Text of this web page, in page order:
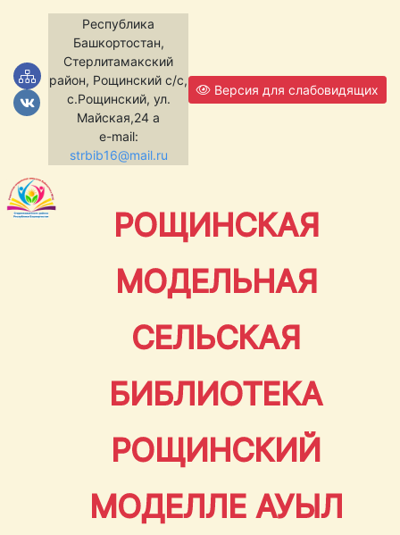
Республика
Башкортостан,
Стерлитамакский
район, Рощинский с/с,
с.Рощинский, ул.
Майская,24 а
e-mail:
strbib16@mail.ru
Версия для слабовидящих
РОЩИНСКАЯ
МОДЕЛЬНАЯ
СЕЛЬСКАЯ
БИБЛИОТЕКА
РОЩИНСКИЙ
МОДЕЛЛЕ АУЫЛ